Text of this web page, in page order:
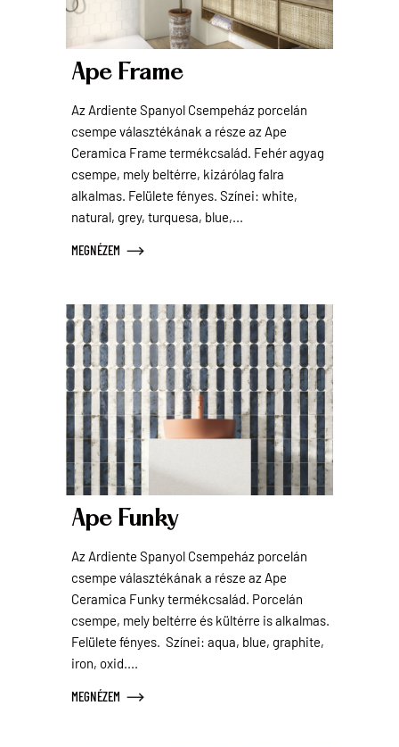
Ape Frame
Az Ardiente Spanyol Csempeház porcelán
csempe választékának a része az Ape
Ceramica Frame termékcsalád. Fehér agyag
csempe, mely beltérre, kizárólag falra
alkalmas. Felülete fényes. Színei: white,
natural, grey, turquesa, blue,...
MEGNÉZEM
Ape Funky
Az Ardiente Spanyol Csempeház porcelán
csempe választékának a része az Ape
Ceramica Funky termékcsalád. Porcelán
csempe, mely beltérre és kültérre is alkalmas.
Felülete fényes. Színei: aqua, blue, graphite,
iron, oxid....
MEGNÉZEM